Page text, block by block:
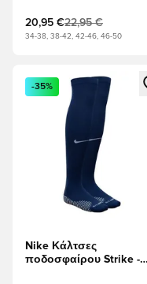
20,95 €22,95 €
34-38, 38-42, 42-46, 46-50
Ανοίγει ένα Modal
-35%
Nike Κάλτσες
ποδοσφαίρου Strike -